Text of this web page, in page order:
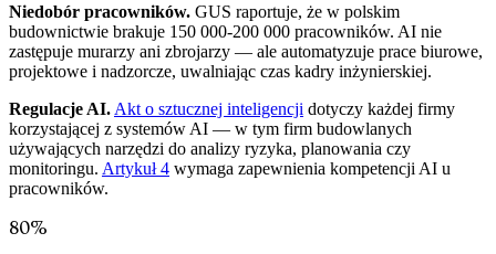
Niedobór pracowników. GUS raportuje, że w polskim
budownictwie brakuje 150 000-200 000 pracowników. AI nie
zastępuje murarzy ani zbrojarzy — ale automatyzuje prace biurowe,
projektowe i nadzorcze, uwalniając czas kadry inżynierskiej.
Regulacje AI. Akt o sztucznej inteligencji dotyczy każdej firmy
korzystającej z systemów AI — w tym firm budowlanych
używających narzędzi do analizy ryzyka, planowania czy
monitoringu. Artykuł 4 wymaga zapewnienia kompetencji AI u
pracowników.
80%